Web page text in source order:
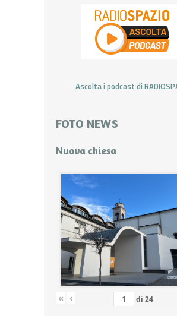
Ascolta i podcast di
FOTO NEWS
Nuova chiesa
« ‹ di 24